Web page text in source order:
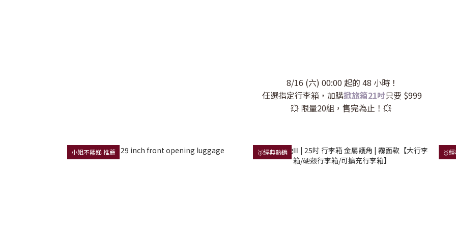
8/16 (六) 00:00 起的 48 小時！
任選指定行李箱，加購掀旅箱21吋只要 $999
💥 限量20組，售完為止！💥
小姐不熙娣 推薦 🥇經典熱銷 🥇